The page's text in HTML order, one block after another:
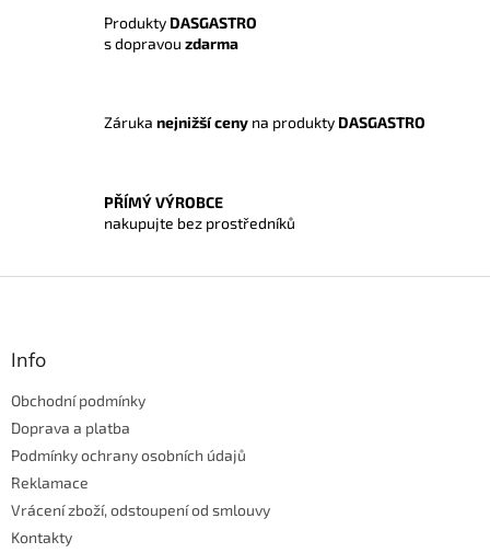
p
v
s
u
Produkty DASGASTRO
s dopravou zdarma
Záruka nejnižší ceny na produkty DASGASTRO
PŘÍMÝ VÝROBCE
nakupujte bez prostředníků
Z
Info
Obchodní podmínky
Doprava a platba
Podmínky ochrany osobních údajů
Reklamace
Vrácení zboží, odstoupení od smlouvy
Kontakty